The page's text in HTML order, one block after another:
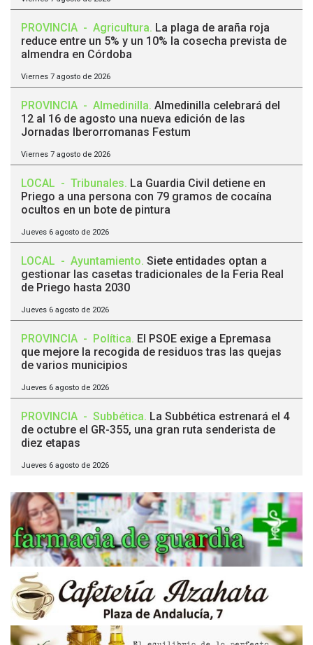
PROVINCIA - Agricultura. La plaga de araña roja
reduce entre un 5% y un 10% la cosecha prevista de
almendra en Córdoba
Viernes 7 agosto de 2026
PROVINCIA - Almedinilla. Almedinilla celebrará del
12 al 16 de agosto una nueva edición de las
Jornadas Iberorromanas Festum
Viernes 7 agosto de 2026
LOCAL - Tribunales. La Guardia Civil detiene en
Priego a una persona con 79 gramos de cocaína
ocultos en un bote de pintura
Jueves 6 agosto de 2026
LOCAL - Ayuntamiento. Siete entidades optan a
gestionar las casetas tradicionales de la Feria Real
de Priego hasta 2030
Jueves 6 agosto de 2026
PROVINCIA - Política. El PSOE exige a Epremasa
que mejore la recogida de residuos tras las quejas
de varios municipios
Jueves 6 agosto de 2026
PROVINCIA - Subbética. La Subbética estrenará el 4
de octubre el GR-355, una gran ruta senderista de
diez etapas
Jueves 6 agosto de 2026